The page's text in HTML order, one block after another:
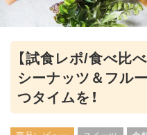
【試食レポ/食べ比
シーナッツ＆フル
つタイムを！